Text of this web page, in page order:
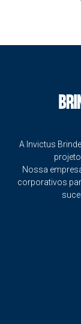
A Invictus
Nossa
corporativos